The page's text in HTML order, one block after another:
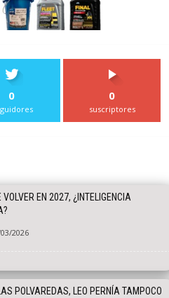
0 0
suscriptores
VOLVER EN 2027, ¿INTELIGENCIA
2026
POLVAREDAS, LEO PERNÍA TAMPOCO